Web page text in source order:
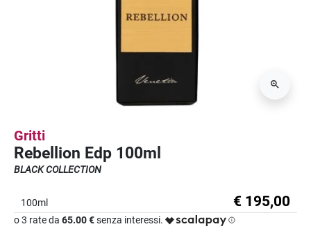
Gritti
Rebellion Edp 100ml
BLACK COLLECTION
100ml € 195,00
o 3 rate da 65.00 €senza interessi.